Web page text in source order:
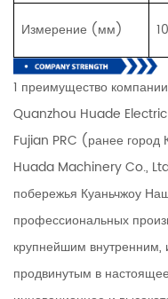
Измерение (мм)
1 преимущество компании
Quanzhou Huade
Fujian PRC (ранее город
Huada Machinery Co.,
побережья Куаньчжоу
профессиональных
крупнейшим
продвинутым в